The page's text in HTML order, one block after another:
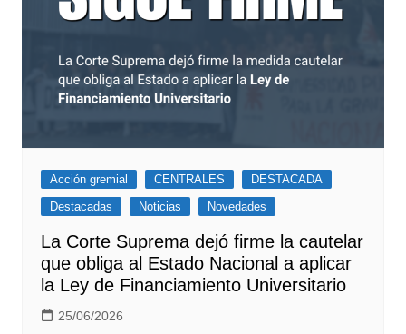
Acción gremial CENTRALES
DESTACADA
Destacadas
Noticias Novedades
La Corte Suprema dejó firme la cautelar
que obliga al Estado Nacional a aplicar
la Ley de Financiamiento Universitario
25/06/2026